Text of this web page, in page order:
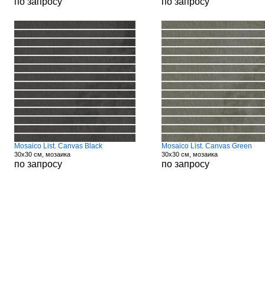
Mosaico List. Canvas Black
30x30 см, мозаика
по запросу
Mosaico List. Canvas Green
30x30 см, мозаика
по запросу